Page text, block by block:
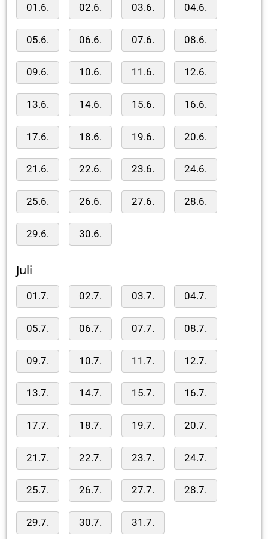
01.6. 02.6. 03.6. 04.6.
05.6. 06.6. 07.6. 08.6.
09.6. 10.6. 11.6. 12.6.
13.6. 14.6. 15.6. 16.6.
17.6. 18.6. 19.6. 20.6.
21.6. 22.6. 23.6. 24.6.
25.6. 26.6. 27.6. 28.6.
29.6. 30.6.
Juli
01.7. 02.7. 03.7. 04.7.
05.7. 06.7. 07.7. 08.7.
09.7. 10.7. 11.7. 12.7.
13.7. 14.7. 15.7. 16.7.
17.7. 18.7. 19.7. 20.7.
21.7. 22.7. 23.7. 24.7.
25.7. 26.7. 27.7. 28.7.
29.7. 30.7. 31.7.